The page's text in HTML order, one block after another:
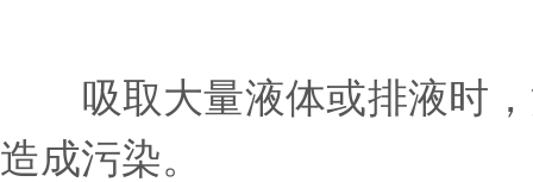
吸取大量液体或排液时，
造成污染。